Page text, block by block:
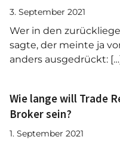
3. September 2021
Wer in den
sagte, der meinte ja
anders ausgedrückt:
Wie lange will Trade
Broker sein?
1. September 2021